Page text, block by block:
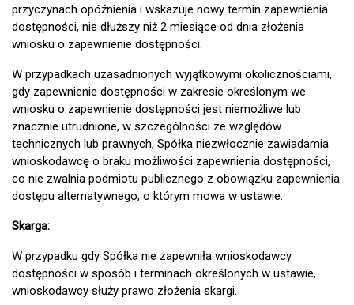
przyczynach opóźnienia i wskazuje nowy termin zapewnienia
dostępności, nie dłuższy niż 2 miesiące od dnia złożenia
wniosku o zapewnienie dostępności.
W przypadkach uzasadnionych wyjątkowymi okolicznościami,
gdy zapewnienie dostępności w zakresie określonym we
wniosku o zapewnienie dostępności jest niemożliwe lub
znacznie utrudnione, w szczególności ze względów
technicznych lub prawnych, Spółka niezwłocznie zawiadamia
wnioskodawcę o braku możliwości zapewnienia dostępności,
co nie zwalnia podmiotu publicznego z obowiązku zapewnienia
dostępu alternatywnego, o którym mowa w ustawie.
Skarga:
W przypadku gdy Spółka nie zapewniła wnioskodawcy
dostępności w sposób i terminach określonych w ustawie,
wnioskodawcy służy prawo złożenia skargi.